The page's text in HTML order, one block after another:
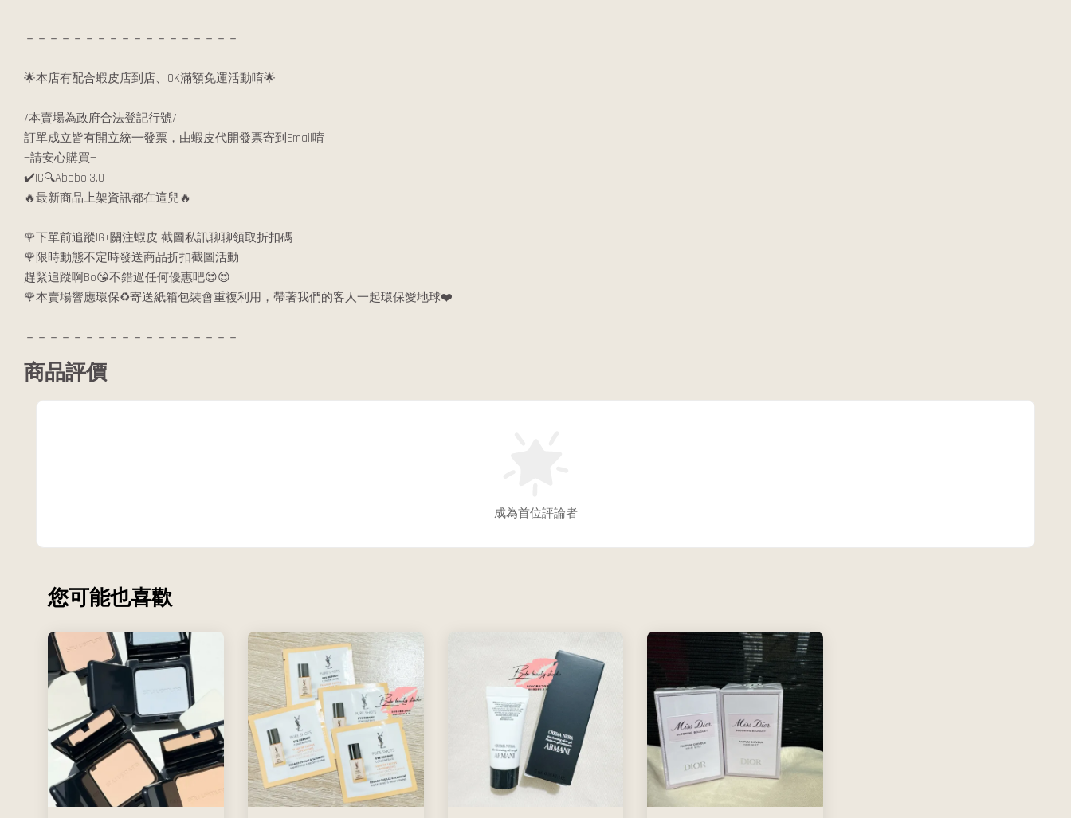
－－－－－－－－－－－－－－－－－－
🌟本店有配合蝦皮店到店、OK滿額免運活動唷🌟
/本賣場為政府合法登記行號/
訂單成立皆有開立統一發票，由蝦皮代開發票寄到Email唷
—請安心購買—
✔️IG🔍Abobo.3.0
🔥最新商品上架資訊都在這兒🔥
🌹下單前追蹤IG+關注蝦皮 截圖私訊聊聊領取折扣碼
🌹限時動態不定時發送商品折扣截圖活動
趕緊追蹤啊Bo😘不錯過任何優惠吧😍😍
🌹本賣場響應環保♻️寄送紙箱包裝會重複利用，帶著我們的客人一起環保愛地球❤️
－－－－－－－－－－－－－－－－－－
商品評價
成為首位評論者
您可能也喜歡